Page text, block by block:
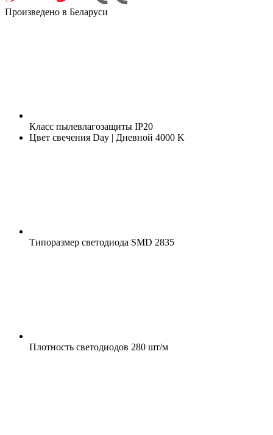
Произведено в Беларуси
Класс пылевлагозащиты IP20
Цвет свечения Day | Дневной 4000 K
Типоразмер светодиода SMD 2835
Плотность светодиодов 280 шт/м